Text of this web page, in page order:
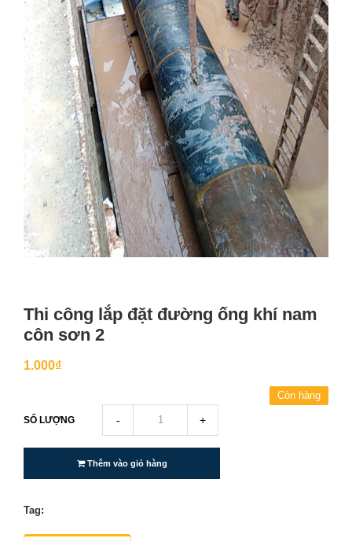
Thi công lắp đặt đường ống khí nam
côn sơn 2
1.000₫
Còn hàng
SỐ LƯỢNG - +
Thêm vào giỏ hàng
Tag: